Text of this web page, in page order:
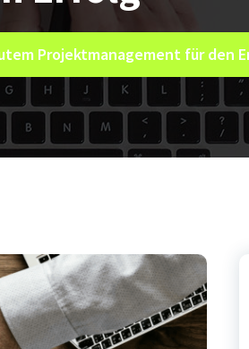
Projektmanagement für den